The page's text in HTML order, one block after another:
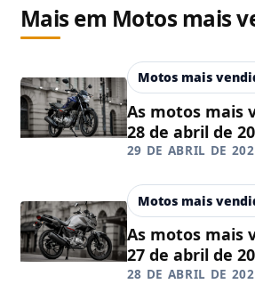
Mais em Motos mais
Motos mais
As motos mais
28 de abril de
29 DE ABRIL DE
Motos mais
As motos mais
27 de abril de
28 DE ABRIL DE